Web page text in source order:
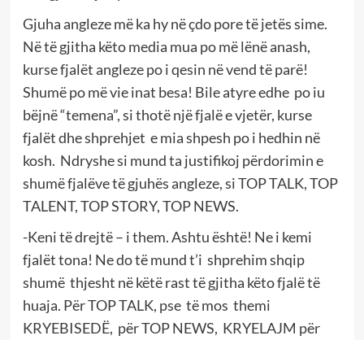
Gjuha angleze më ka hy në çdo pore të jetës sime.
Në të gjitha këto media mua po më lënë anash,
kurse fjalët angleze po i qesin në vend të parë!
Shumë po më vie inat besa! Bile atyre edhe po iu
bëjnë “temena”, si thotë një fjalë e vjetër, kurse
fjalët dhe shprehjet e mia shpesh po i hedhin në
kosh. Ndryshe si mund ta justifikoj përdorimin e
shumë fjalëve të gjuhës angleze, si TOP TALK, TOP
TALENT, TOP STORY, TOP NEWS.
-Keni të drejtë – i them. Ashtu është! Ne i kemi
fjalët tona! Ne do të mund t’i shprehim shqip
shumë thjesht në këtë rast të gjitha këto fjalë të
huaja. Për TOP TALK, pse të mos themi
KRYEBISEDË, për TOP NEWS, KRYELAJM për